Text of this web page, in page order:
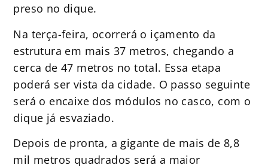
preso no dique.
Na terça-feira, ocorrerá o içamento da
estrutura em mais 37 metros, chegando a
cerca de 47 metros no total. Essa etapa
poderá ser vista da cidade. O passo seguinte
será o encaixe dos módulos no casco, com o
dique já esvaziado.
Depois de pronta, a gigante de mais de 8,8
mil metros quadrados será a maior